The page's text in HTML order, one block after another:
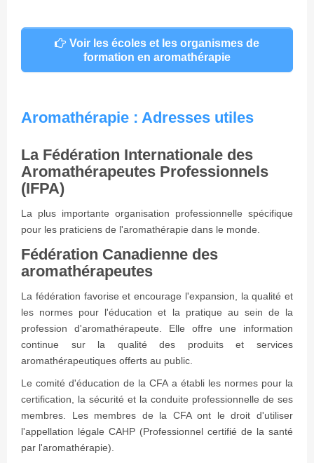
Voir les écoles et les organismes de
formation en aromathérapie
Aromathérapie : Adresses utiles
La Fédération Internationale des
Aromathérapeutes Professionnels
(IFPA)
La plus importante organisation professionnelle spécifique
pour les praticiens de l'aromathérapie dans le monde.
Fédération Canadienne des
aromathérapeutes
La fédération favorise et encourage l'expansion, la qualité et
les normes pour l'éducation et la pratique au sein de la
profession d'aromathérapeute. Elle offre une information
continue sur la qualité des produits et services
aromathérapeutiques offerts au public.
Le comité d'éducation de la CFA a établi les normes pour la
certification, la sécurité et la conduite professionnelle de ses
membres. Les membres de la CFA ont le droit d'utiliser
l'appellation légale CAHP (Professionnel certifié de la santé
par l'aromathérapie).